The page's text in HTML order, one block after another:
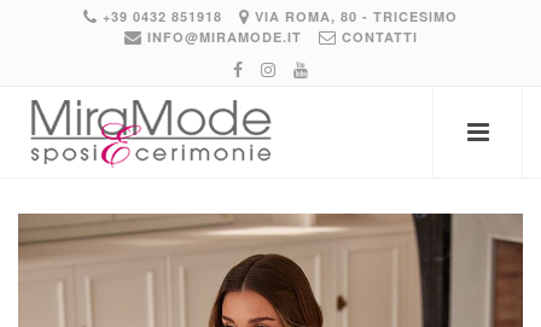
+39 0432 851918
VIA ROMA, 80 - TRICESIMO
INFO@MIRAMODE.IT
CONTATTI